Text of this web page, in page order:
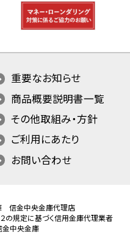
重要なお知らせ
商品概要説明書一覧
その他取組み・方針
ご利用にあたり
お問い合わせ
信金中央金庫代理店
の規定に基づく信用金庫代理業者
金中央金庫